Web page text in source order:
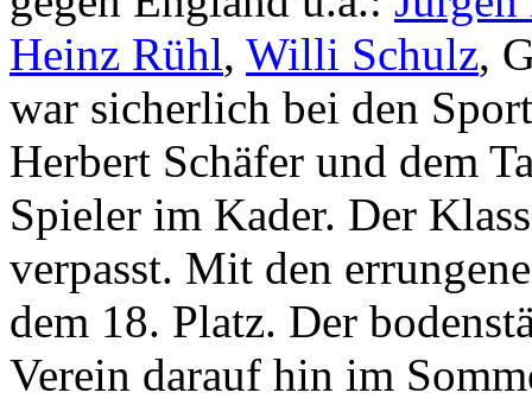
Heinz Rühl, Willi Schulz,
war sicherlich bei den
Herbert Schäfer und dem
Spieler im Kader. Der
verpasst. Mit den
dem 18. Platz. Der
Verein darauf hin im